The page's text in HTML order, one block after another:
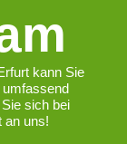
kann Sie
umfassend
sich bei
an uns!